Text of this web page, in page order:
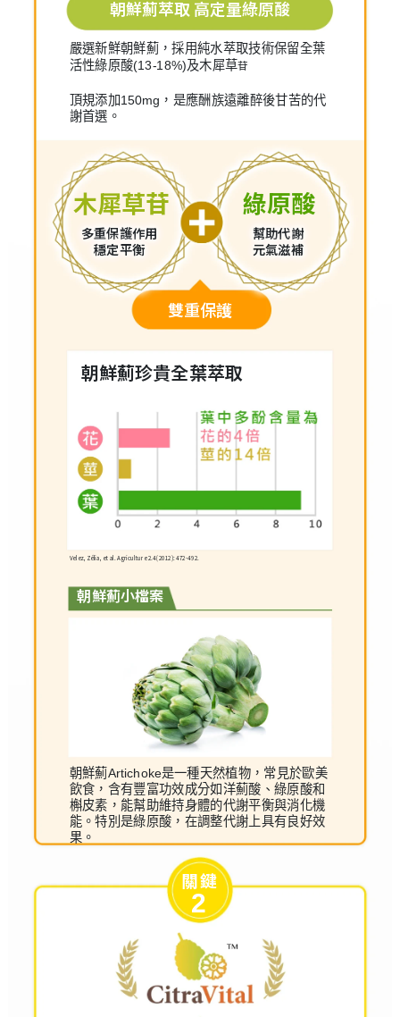
朝鮮薊萃取 高定量綠原酸
嚴選新鮮朝鮮薊，採用純水萃取技術保留全葉
活性綠原酸(13-18%)及木犀草苷
頂規添加150mg，是應酬族遠離醉後甘苦的代
謝首選。
木犀草苷 綠原酸
多重保護作用
穩定平衡
幫助代謝
元氣滋補
雙重保護
朝鮮薊珍貴全葉萃取
Velez, Zélia, et al. Agriculture 2.4 (2012): 472-492.
朝鮮薊小檔案
朝鮮薊Artichoke是一種天然植物，常見於歐美
飲食，含有豐富功效成分如洋薊酸、綠原酸和
槲皮素，能幫助維持身體的代謝平衡與消化機
能。特別是綠原酸，在調整代謝上具有良好效
果。
關鍵
2